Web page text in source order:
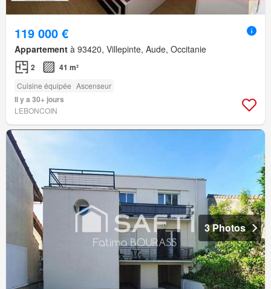
119 000 €
Appartement à 93420, Villepinte, Aude, Occitanie
2 41 m²
Cuisine équipée Ascenseur
Il y a 30+ jours
LEBONCOIN
3 Photos